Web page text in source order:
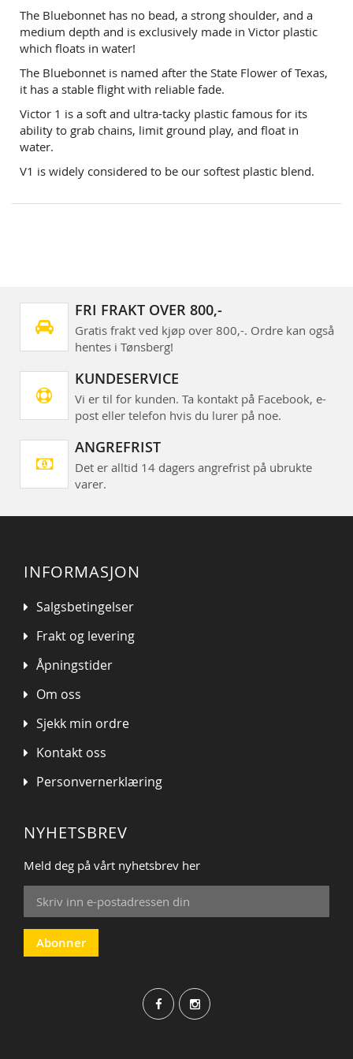
The Bluebonnet has no bead, a strong shoulder, and a
medium depth and is exclusively made in Victor plastic
which floats in water!
The Bluebonnet is named after the State Flower of Texas,
it has a stable flight with reliable fade.
Victor 1 is a soft and ultra-tacky plastic famous for its
ability to grab chains, limit ground play, and float in
water.
V1 is widely considered to be our softest plastic blend.
FRI FRAKT OVER 800,-
Gratis frakt ved kjøp over 800,-. Ordre kan også
hentes i Tønsberg!
KUNDESERVICE
Vi er til for kunden. Ta kontakt på Facebook, e-
post eller telefon hvis du lurer på noe.
ANGREFRIST
Det er alltid 14 dagers angrefrist på ubrukte
varer.
INFORMASJON
Salgsbetingelser
Frakt og levering
Åpningstider
Om oss
Sjekk min ordre
Kontakt oss
Personvernerklæring
NYHETSBREV
Meld deg på vårt nyhetsbrev her
Sign
Up
for
Our
Newsletter:
Abonner